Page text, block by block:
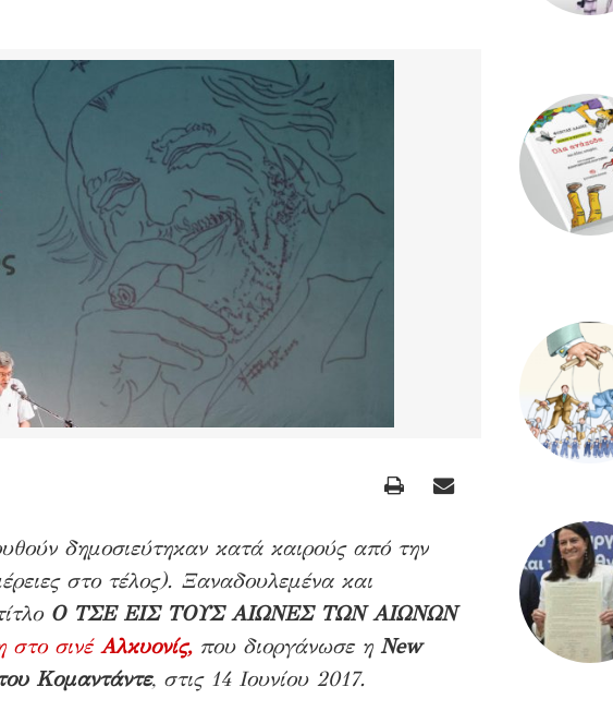
δημοσιεύτηκαν κατά καιρούς από την
στο τέλος). Ξαναδουλεμένα και
Ο ΤΣΕ ΕΙΣ ΤΟΥΣ ΑΙΩΝΕΣ ΤΩΝ ΑΙΩΝΩΝ
σινέ Αλκυονίς, που διοργάνωσε η New
Κομαντάντε, στις 14 Ιουνίου 2017.